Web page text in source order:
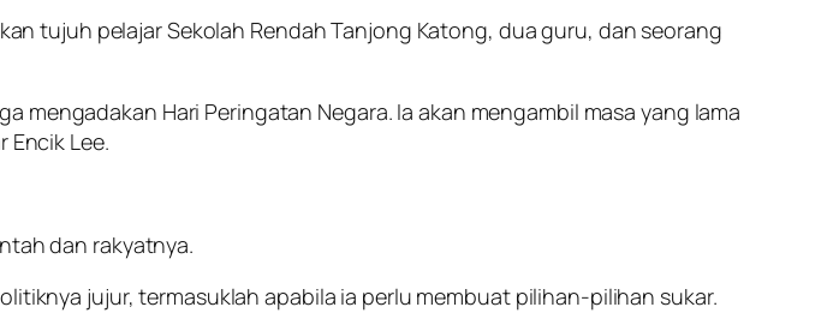
tujuh pelajar Sekolah Rendah Tanjong Katong, dua guru, dan seorang
mengadakan Hari Peringatan Negara. Ia akan mengambil masa yang lama
Encik Lee.
dan rakyatnya.
jujur, termasuklah apabila ia perlu membuat pilihan-pilihan sukar.